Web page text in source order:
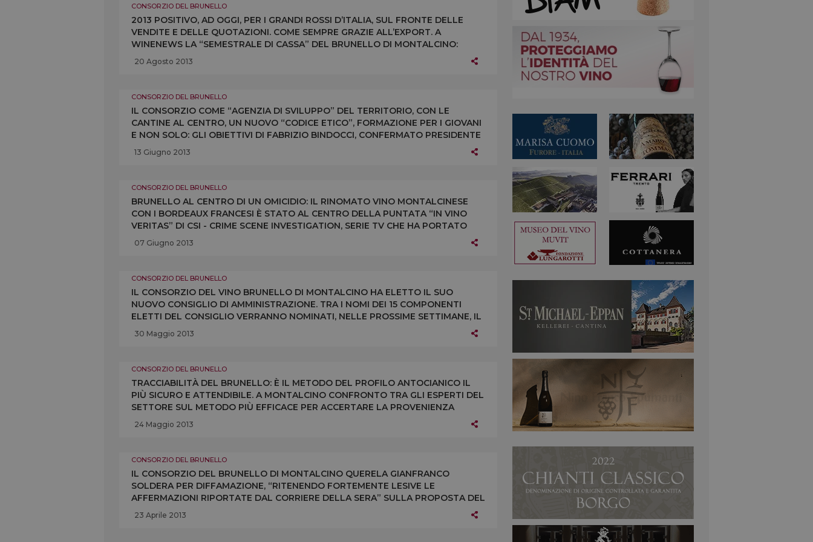
CONSORZIO DEL BRUNELLO
2013 POSITIVO, AD OGGI, PER I GRANDI ROSSI D’ITALIA, SUL FRONTE DELLE
VENDITE E DELLE QUOTAZIONI. COME SEMPRE GRAZIE ALL’EXPORT. A
WINENEWS LA “SEMESTRALE DI CASSA” DEL BRUNELLO DI MONTALCINO:
“VENDITE IN CALO MA PREVISTE PER LA VENDEMMIA SCARSA”
20 Agosto 2013
CONSORZIO DEL BRUNELLO
IL CONSORZIO COME “AGENZIA DI SVILUPPO” DEL TERRITORIO, CON LE
CANTINE AL CENTRO, UN NUOVO “CODICE ETICO”, FORMAZIONE PER I GIOVANI
E NON SOLO: GLI OBIETTIVI DI FABRIZIO BINDOCCI, CONFERMATO PRESIDENTE
DEL CONSORZIO DEL BRUNELLO DI MONTALCINO
13 Giugno 2013
CONSORZIO DEL BRUNELLO
BRUNELLO AL CENTRO DI UN OMICIDIO: IL RINOMATO VINO MONTALCINESE
CON I BORDEAUX FRANCESI È STATO AL CENTRO DELLA PUNTATA “IN VINO
VERITAS” DI CSI - CRIME SCENE INVESTIGATION, SERIE TV CHE HA PORTATO
ALLA RIBALTA LA POLIZIA SCIENTIFICA AMERICANA
07 Giugno 2013
CONSORZIO DEL BRUNELLO
IL CONSORZIO DEL VINO BRUNELLO DI MONTALCINO HA ELETTO IL SUO
NUOVO CONSIGLIO DI AMMINISTRAZIONE. TRA I NOMI DEI 15 COMPONENTI
ELETTI DEL CONSIGLIO VERRANNO NOMINATI, NELLE PROSSIME SETTIMANE, IL
FUTURO PRESIDENTE DEL CONSORZIO E I TRE VICE PRESIDENTI
30 Maggio 2013
CONSORZIO DEL BRUNELLO
TRACCIABILITÀ DEL BRUNELLO: È IL METODO DEL PROFILO ANTOCIANICO IL
PIÙ SICURO E ATTENDIBILE. A MONTALCINO CONFRONTO TRA GLI ESPERTI DEL
SETTORE SUL METODO PIÙ EFFICACE PER ACCERTARE LA PROVENIENZA
DELL’UVA SANGIOVESE NELLE BOTTIGLIE DI BRUNELLO
24 Maggio 2013
CONSORZIO DEL BRUNELLO
IL CONSORZIO DEL BRUNELLO DI MONTALCINO QUERELA GIANFRANCO
SOLDERA PER DIFFAMAZIONE, “RITENENDO FORTEMENTE LESIVE LE
AFFERMAZIONI RIPORTATE DAL CORRIERE DELLA SERA” SULLA PROPOSTA DEL
CONSORZIO DI DONARGLI IL “VINO DELLA SOLIDARIETÀ”
23 Aprile 2013